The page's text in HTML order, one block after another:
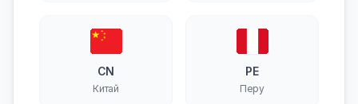
CN
Китай
PE
Перу